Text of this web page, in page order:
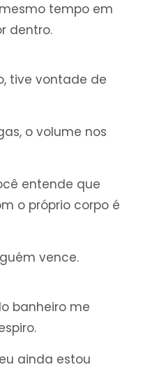
tempo em
dentro.
tive vontade de
o volume nos
entende que
o próprio corpo é
vence.
banheiro me
ainda estou